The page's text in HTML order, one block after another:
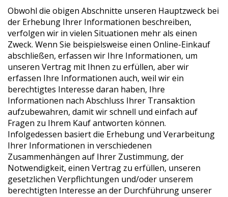
Obwohl die obigen Abschnitte unseren Hauptzweck bei
der Erhebung Ihrer Informationen beschreiben,
verfolgen wir in vielen Situationen mehr als einen
Zweck. Wenn Sie beispielsweise einen Online-Einkauf
abschließen, erfassen wir Ihre Informationen, um
unseren Vertrag mit Ihnen zu erfüllen, aber wir
erfassen Ihre Informationen auch, weil wir ein
berechtigtes Interesse daran haben, Ihre
Informationen nach Abschluss Ihrer Transaktion
aufzubewahren, damit wir schnell und einfach auf
Fragen zu Ihrem Kauf antworten können.
Infolgedessen basiert die Erhebung und Verarbeitung
Ihrer Informationen in verschiedenen
Zusammenhängen auf Ihrer Zustimmung, der
Notwendigkeit, einen Vertrag zu erfüllen, unseren
gesetzlichen Verpflichtungen und/oder unserem
berechtigten Interesse an der Durchführung unserer